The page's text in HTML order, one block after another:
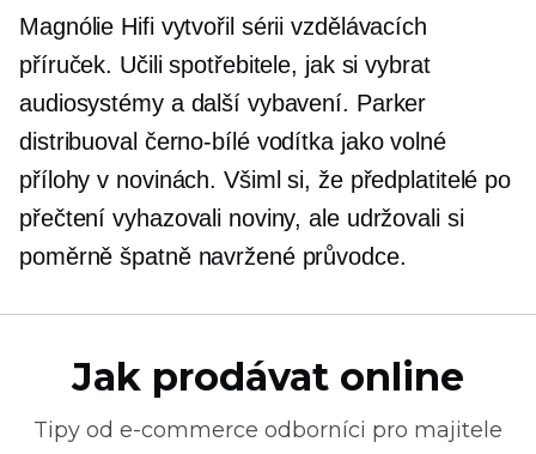
Magnólie Hifivytvořil sérii vzdělávacích
příruček. Učili spotřebitele, jak si vybrat
audiosystémy a další vybavení. Parker
distribuoval černo-bílévodítka jako volné
přílohy v novinách. Všiml si, že předplatitelé po
přečtení vyhazovali noviny, ale udržovali si
poměrně špatně navržené průvodce.
Jak prodávat online
Tipy od e-commerce odborníci pro majitele